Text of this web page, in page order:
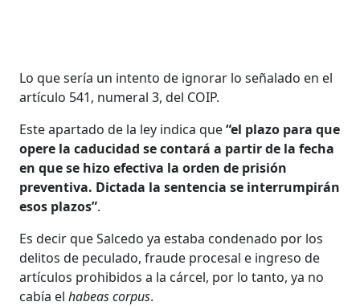
Lo que sería un intento de ignorar lo señalado en el
artículo 541, numeral 3, del COIP.
Este apartado de la ley indica que“el plazo para que
opere la caducidad se contará a partir de la fecha
en que se hizo efectiva la orden de prisión
preventiva. Dictada la sentencia se interrumpirán
esos plazos”.
Es decir que Salcedo ya estaba condenado por los
delitos de peculado, fraude procesal e ingreso de
artículos prohibidos a la cárcel, por lo tanto, ya no
cabía elhabeas corpus.